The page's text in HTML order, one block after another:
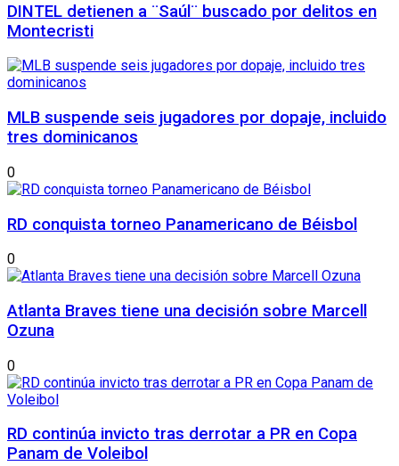
DINTEL detienen a ¨Saúl¨ buscado por delitos en
Montecristi
MLB suspende seis jugadores por dopaje, incluido
tres dominicanos
0
RD conquista torneo Panamericano de Béisbol
0
Atlanta Braves tiene una decisión sobre Marcell
Ozuna
0
RD continúa invicto tras derrotar a PR en Copa
Panam de Voleibol